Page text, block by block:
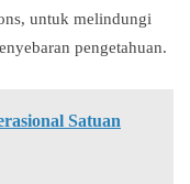
untuk melindungi
pengetahuan.
Satuan